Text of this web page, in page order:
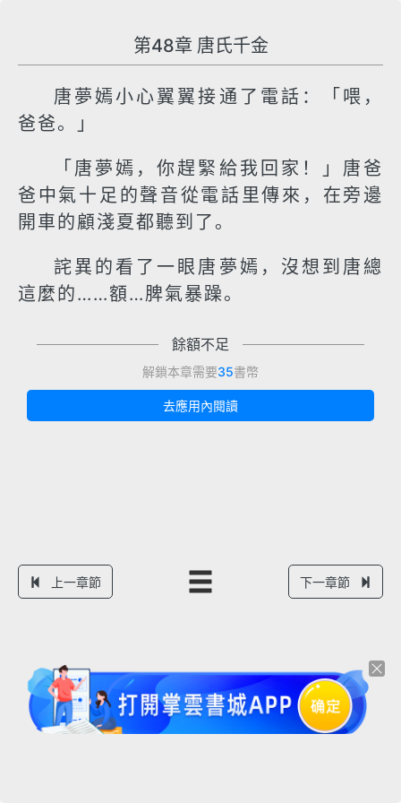
第48章 唐氏千金
唐夢嫣小心翼翼接通了電話：「喂，
爸爸。」
「唐夢嫣，你趕緊給我回家！」唐爸
爸中氣十足的聲音從電話里傳來，在旁邊
開車的顧淺夏都聽到了。
詫異的看了一眼唐夢嫣，沒想到唐總
這麼的……額…脾氣暴躁。
餘額不足
解鎖本章需要35書幣
去應用內閱讀
上一章節 下一章節